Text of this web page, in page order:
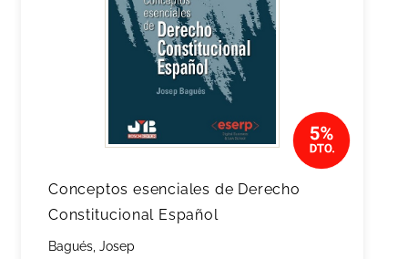
Conceptos esenciales de Derecho
Constitucional Español
Bagués, Josep